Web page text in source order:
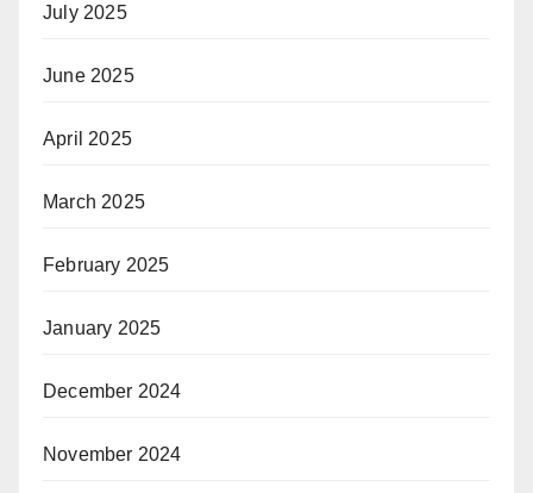
July 2025
June 2025
April 2025
March 2025
February 2025
January 2025
December 2024
November 2024